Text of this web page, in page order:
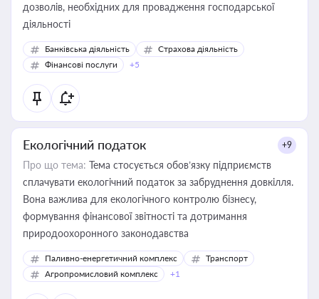
дозволів, необхідних для провадження господарської
діяльності
Банківська діяльність
Страхова діяльність
Фінансові послуги
+5
Екологічний податок +9
Про що тема: Тема стосується обов’язку підприємств
сплачувати екологічний податок за забруднення довкілля.
Вона важлива для екологічного контролю бізнесу,
формування фінансової звітності та дотримання
природоохоронного законодавства
Паливно-енергетичний комплекс
Транспорт
Агропромисловий комплекс
+1